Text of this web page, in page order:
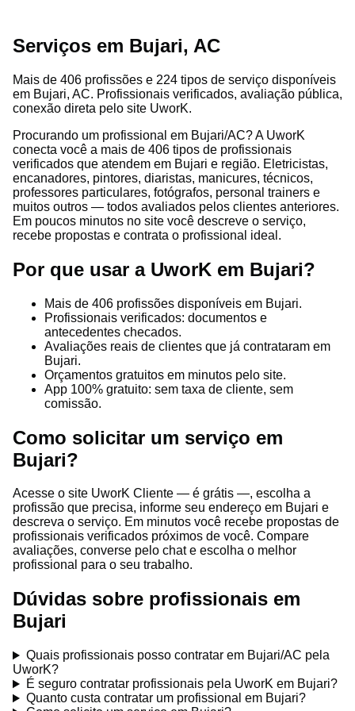
Serviços em Bujari, AC
Mais de 406 profissões e 224 tipos de serviço disponíveis
em Bujari, AC. Profissionais verificados, avaliação pública,
conexão direta pelo site UworK.
Procurando um profissional em Bujari/AC? A UworK
conecta você a mais de 406 tipos de profissionais
verificados que atendem em Bujari e região. Eletricistas,
encanadores, pintores, diaristas, manicures, técnicos,
professores particulares, fotógrafos, personal trainers e
muitos outros — todos avaliados pelos clientes anteriores.
Em poucos minutos no site você descreve o serviço,
recebe propostas e contrata o profissional ideal.
Por que usar a UworK em Bujari?
Mais de 406 profissões disponíveis em Bujari.
Profissionais verificados: documentos e
antecedentes checados.
Avaliações reais de clientes que já contrataram em
Bujari.
Orçamentos gratuitos em minutos pelo site.
App 100% gratuito: sem taxa de cliente, sem
comissão.
Como solicitar um serviço em
Bujari?
Acesse o site UworK Cliente — é grátis —, escolha a
profissão que precisa, informe seu endereço em Bujari e
descreva o serviço. Em minutos você recebe propostas de
profissionais verificados próximos de você. Compare
avaliações, converse pelo chat e escolha o melhor
profissional para o seu trabalho.
Dúvidas sobre profissionais em
Bujari
Quais profissionais posso contratar em Bujari/AC pela
UworK?
É seguro contratar profissionais pela UworK em Bujari?
Quanto custa contratar um profissional em Bujari?